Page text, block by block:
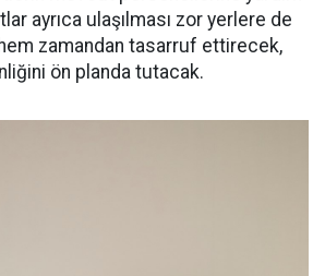
ayrıca ulaşılması zor yerlere de
zamandan tasarruf ettirecek,
ön planda tutacak.